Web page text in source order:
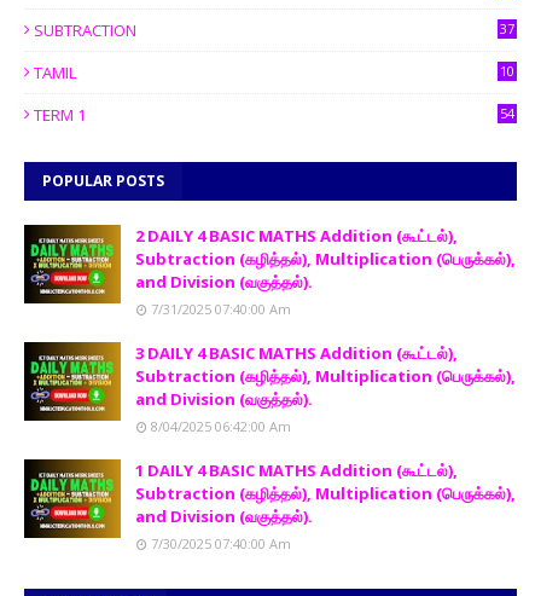
SUBTRACTION 37
TAMIL 10
TERM 1 54
POPULAR POSTS
2 DAILY 4 BASIC MATHS Addition (கூட்டல்),
Subtraction (கழித்தல்), Multiplication (பெருக்கல்),
and Division (வகுத்தல்).
7/31/2025 07:40:00 Am
3 DAILY 4 BASIC MATHS Addition (கூட்டல்),
Subtraction (கழித்தல்), Multiplication (பெருக்கல்),
and Division (வகுத்தல்).
8/04/2025 06:42:00 Am
1 DAILY 4 BASIC MATHS Addition (கூட்டல்),
Subtraction (கழித்தல்), Multiplication (பெருக்கல்),
and Division (வகுத்தல்).
7/30/2025 07:40:00 Am